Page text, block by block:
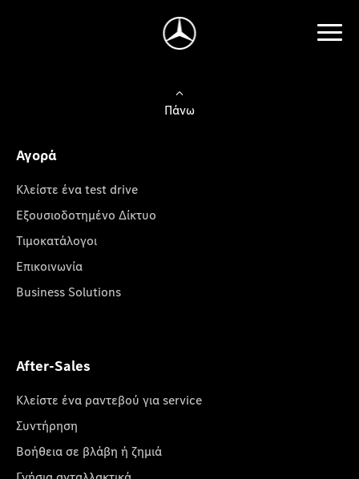
Πάνω
Αγορά
Κλείστε ένα test drive
Εξουσιοδοτημένο Δίκτυο
Τιμοκατάλογοι
Επικοινωνία
Business Solutions
After-Sales
Κλείστε ένα ραντεβού για service
Συντήρηση
Βοήθεια σε βλάβη ή ζημιά